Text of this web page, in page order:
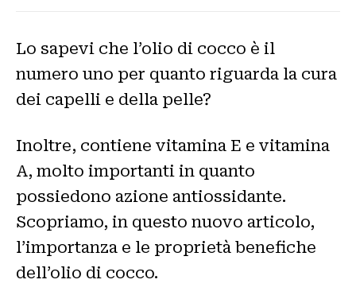
Lo sapevi che l’olio di cocco è il
numero uno per quanto riguarda la cura
dei capelli e della pelle?
Inoltre, contiene vitamina E e vitamina
A, molto importanti in quanto
possiedono azione antiossidante.
Scopriamo, in questo nuovo articolo,
l’importanza e le proprietà benefiche
dell’olio di cocco.